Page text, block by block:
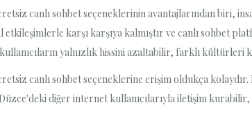
canlı sohbet seçeneklerinin avantajlarından biri,
etkileşimlerle karşı karşıya kalmıştır ve canlı
yalnızlık hissini azaltabilir, farklı
canlı sohbet seçeneklerine erişim oldukça
diğer internet kullanıcılarıyla iletişim